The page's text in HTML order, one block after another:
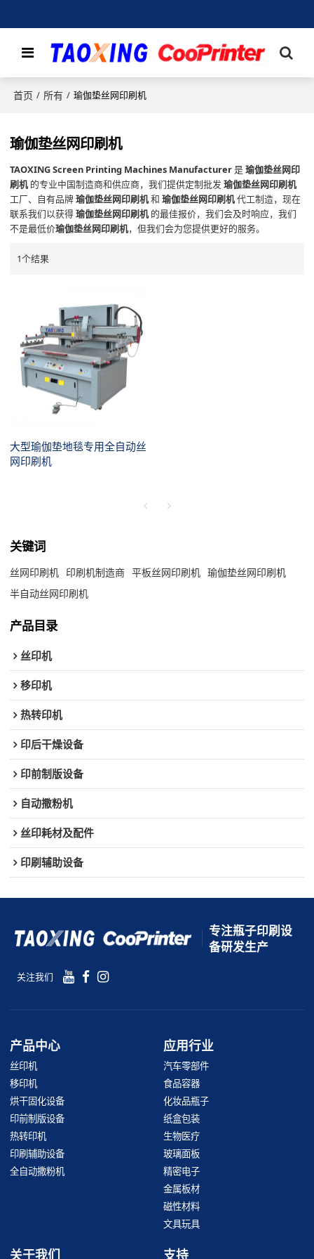
首页 / 所有 / 瑜伽垫丝网印刷机
瑜伽垫丝网印刷机
TAOXING Screen Printing Machines Manufacturer是瑜伽垫丝网印
刷机 的专业中国制造商和供应商，我们提供定制批发瑜伽垫丝网印刷机
工厂、自有品牌瑜伽垫丝网印刷机和瑜伽垫丝网印刷机代工制造，现在
联系我们以获得瑜伽垫丝网印刷机 的最佳报价，我们会及时响应，我们
不是最低价瑜伽垫丝网印刷机，但我们会为您提供更好的服务。
1个结果
大型瑜伽垫地毯专用全自动丝
网印刷机
关键词
丝网印刷机 印刷机制造商 平板丝网印刷机 瑜伽垫丝网印刷机
半自动丝网印刷机
产品目录
丝印机
移印机
热转印机
印后干燥设备
印前制版设备
自动撒粉机
丝印耗材及配件
印刷辅助设备
专注瓶子印刷设
备研发生产
关注我们
产品中心
丝印机
移印机
烘干固化设备
印前制版设备
热转印机
印刷辅助设备
全自动撒粉机
应用行业
汽车零部件
食品容器
化妆品瓶子
纸盒包装
生物医疗
玻璃面板
精密电子
金属板材
磁性材料
文具玩具
关于我们 支持